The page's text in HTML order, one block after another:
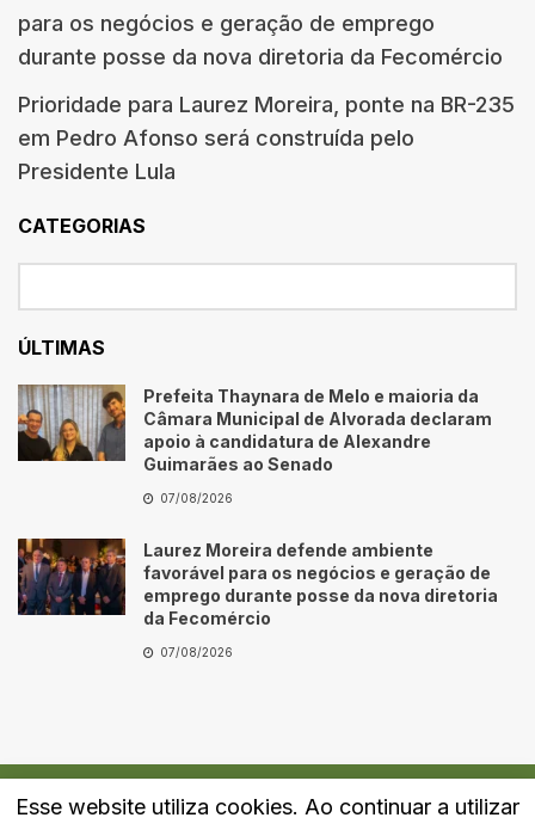
para os negócios e geração de emprego
durante posse da nova diretoria da Fecomércio
Prioridade para Laurez Moreira, ponte na BR-235
em Pedro Afonso será construída pelo
Presidente Lula
CATEGORIAS
ÚLTIMAS
Prefeita Thaynara de Melo e maioria da
Câmara Municipal de Alvorada declaram
apoio à candidatura de Alexandre
Guimarães ao Senado
07/08/2026
Laurez Moreira defende ambiente
favorável para os negócios e geração de
emprego durante posse da nova diretoria
da Fecomércio
07/08/2026
Quem Somos Fale Conosco Política de Privacidade
Esse website utiliza cookies. Ao continuar a utilizar